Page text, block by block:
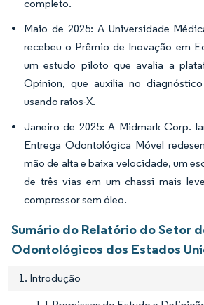
completo.
Maio de 2025: A Universidade
recebeu o Prêmio de Inovação em
um estudo piloto que avalia a
Opinion, que auxilia no
usando raios-X.
Janeiro de 2025: A Midmark Corp.
Entrega Odontológica Móvel
mão de alta e baixa velocidade, um
de três vias em um chassi mais
compressor sem óleo.
Sumário do Relatório do Setor
Odontológicos dos Estados
1. Introdução